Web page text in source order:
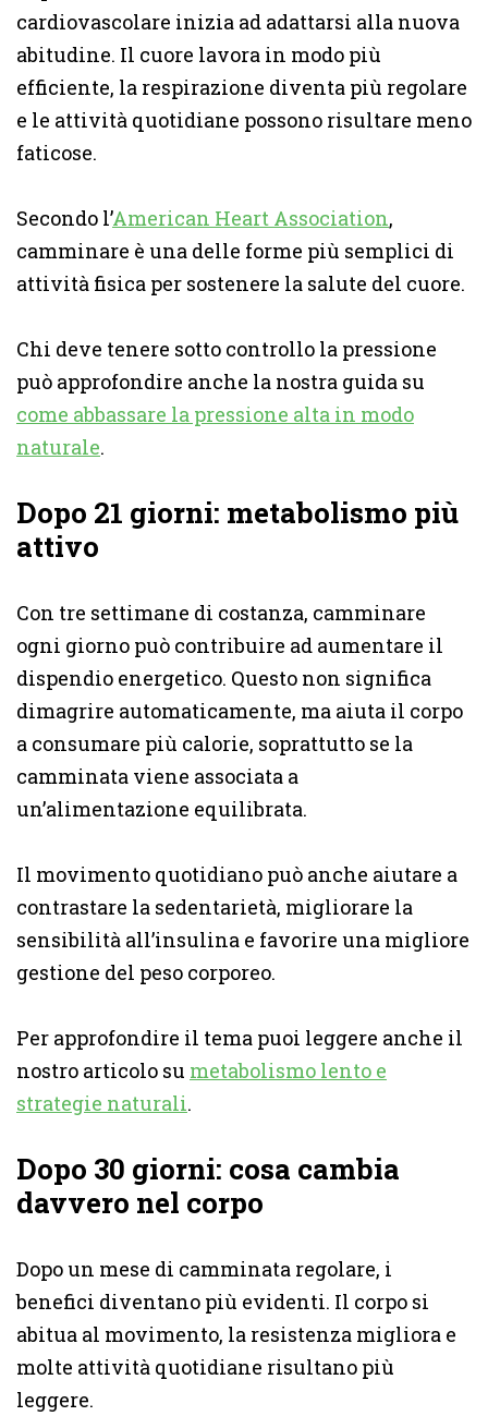
cardiovascolare inizia ad adattarsi alla nuova
abitudine. Il cuore lavora in modo più
efficiente, la respirazione diventa più regolare
e le attività quotidiane possono risultare meno
faticose.
Secondo l’American Heart Association,
camminare è una delle forme più semplici di
attività fisica per sostenere la salute del cuore.
Chi deve tenere sotto controllo la pressione
può approfondire anche la nostra guida su
come abbassare la pressione alta in modo
naturale.
Dopo 21 giorni: metabolismo più
attivo
Con tre settimane di costanza, camminare
ogni giorno può contribuire ad aumentare il
dispendio energetico. Questo non significa
dimagrire automaticamente, ma aiuta il corpo
a consumare più calorie, soprattutto se la
camminata viene associata a
un’alimentazione equilibrata.
Il movimento quotidiano può anche aiutare a
contrastare la sedentarietà, migliorare la
sensibilità all’insulina e favorire una migliore
gestione del peso corporeo.
Per approfondire il tema puoi leggere anche il
nostro articolo su metabolismo lento e
strategie naturali.
Dopo 30 giorni: cosa cambia
davvero nel corpo
Dopo un mese di camminata regolare, i
benefici diventano più evidenti. Il corpo si
abitua al movimento, la resistenza migliora e
molte attività quotidiane risultano più
leggere.